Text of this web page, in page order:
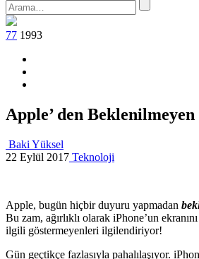
77 1993
Apple’ den
Baki Yüksel
22 Eylül 2017 Teknoloji
Apple, bugün hiçbir duyuru yapmadan
Bu zam, ağırlıklı olarak iPhone’un
ilgili göstermeyenleri ilgilendiriyor!
Gün geçtikçe fazlasıyla pahalılaşıyor.